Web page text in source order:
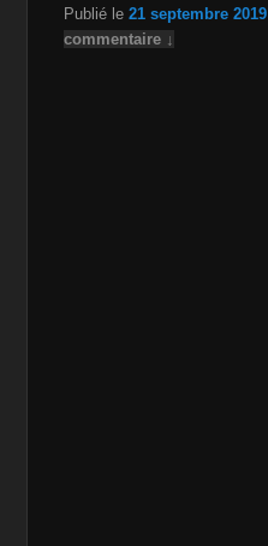
Publié le21 septembre 2019
commentaire ↓